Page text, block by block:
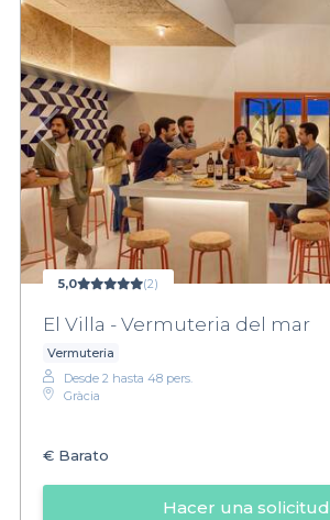
5,0 (2)
El Villa - Vermuteria del mar
Vermuteria
Desde 2 hasta 48 pers.
Gràcia
€ Barato
Hacer una solicitud